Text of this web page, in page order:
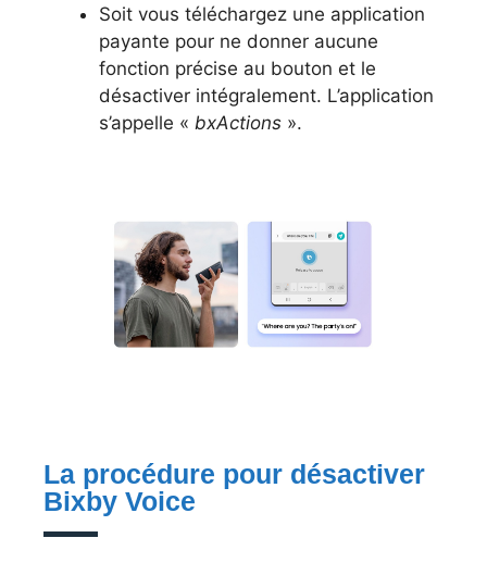
Soit vous téléchargez une application
payante pour ne donner aucune
fonction précise au bouton et le
désactiver intégralement. L’application
s’appelle « bxActions ».
La procédure pour désactiver
Bixby Voice